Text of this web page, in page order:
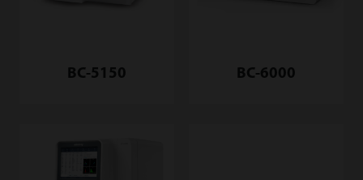
BC-5150 BC-6000